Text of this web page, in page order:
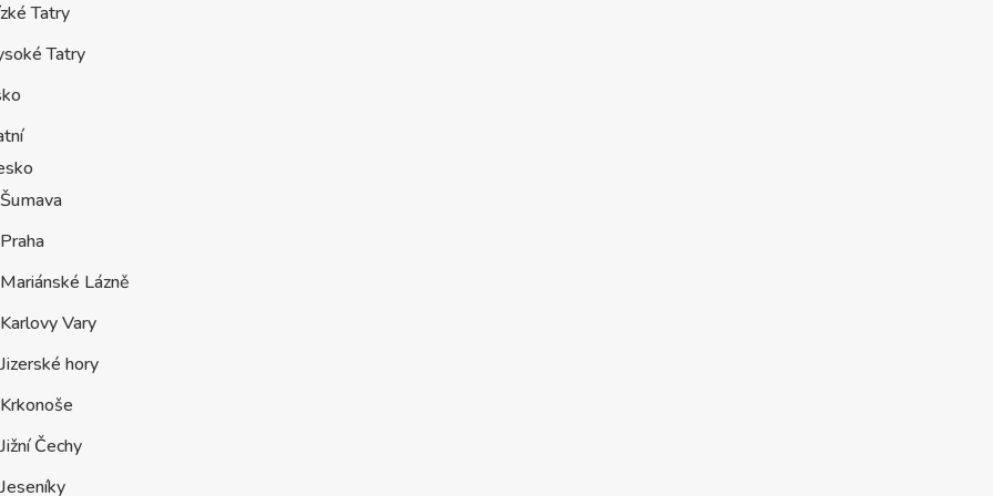
Tatry
Tatry
Šumava
Praha
Mariánské Lázně
Karlovy Vary
Jizerské hory
Krkonoše
Jižní Čechy
Jeseníky